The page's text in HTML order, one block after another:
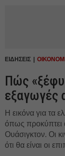
ΕΙΔΗΣΕΙΣ
Πώς
εξαγωγές
Η εικόνα για τα
όπως προκύπτει
Ουάσιγκτον. Οι
ότι θα είναι οι